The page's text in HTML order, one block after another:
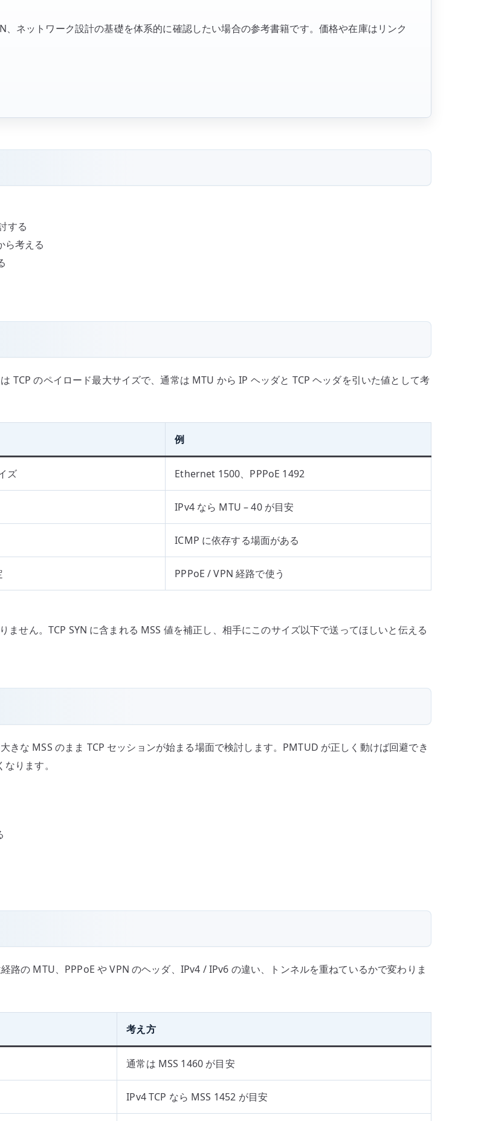
、ネットワーク設計の基礎を体系的に確認したい場合の参考書籍です。価格や在庫はリンク
する
ら考える
TCP のペイロード最大サイズで、通常は MTU から IP ヘッダと TCP ヘッダを引いた値として考
例
ズ Ethernet 1500、PPPoE 1492
IPv4 なら MTU – 40 が目安
ICMP に依存する場面がある
PPPoE / VPN 経路で使う
せん。TCP SYN に含まれる MSS 値を補正し、相手にこのサイズ以下で送ってほしいと伝える
な MSS のまま TCP セッションが始まる場面で検討します。PMTUD が正しく動けば回避でき
ります。
路の MTU、PPPoE や VPN のヘッダ、IPv4 / IPv6 の違い、トンネルを重ねているかで変わりま
考え方
通常は MSS 1460 が目安
IPv4 TCP なら MSS 1452 が目安